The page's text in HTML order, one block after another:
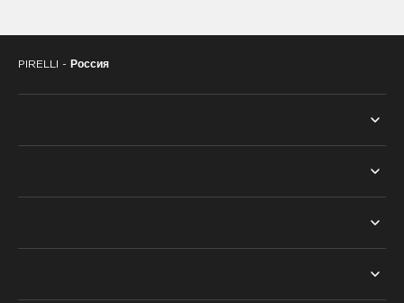
235/55R19 235/65R19
245/50R19 245/55R19
PIRELLI - Россия
ПОИСК ПО СЕЗОНУ
PNCS™